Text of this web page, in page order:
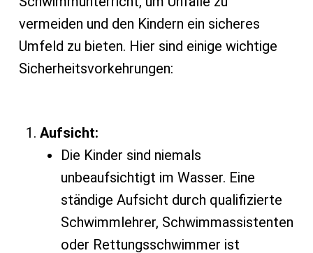
vermeiden und den Kindern ein sicheres
Umfeld zu bieten. Hier sind einige wichtige
Sicherheitsvorkehrungen:
Aufsicht:
Die Kinder sind niemals
unbeaufsichtigt im Wasser. Eine
ständige Aufsicht durch qualifizierte
Schwimmlehrer, Schwimmassistenten
oder Rettungsschwimmer ist